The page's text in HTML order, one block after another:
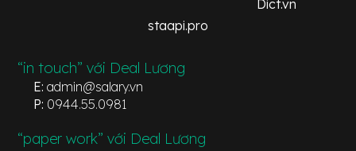
Dict.vn
staapi.pro
“in touch” với Deal Lương
E: admin@salary.vn
P: 0944.55.0981
“paper work” với Deal Lương